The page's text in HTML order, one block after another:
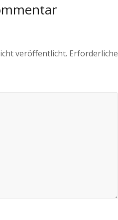
veröffentlicht. Erforderliche